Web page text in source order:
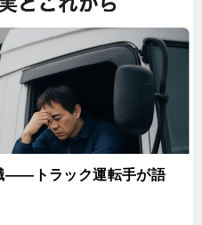
――トラック運転手が語